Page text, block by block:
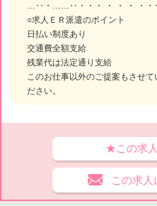
…‥・……‥・・・ ・ ・ ・ ・
○求人ＥＲ派遣のポイント
日払い制度あり
交通費全額支給
残業代は法定通り支給
このお仕事以外のご提案もさせ
ださい。
★この求
この求人